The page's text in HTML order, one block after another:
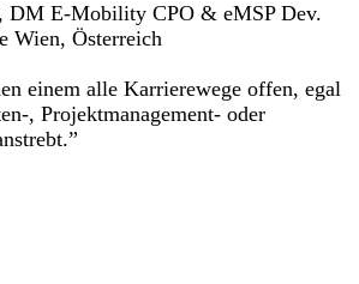
DM E-Mobility CPO & eMSP Dev.
Wien, Österreich
einem alle Karrierewege offen, egal
, Projektmanagement- oder